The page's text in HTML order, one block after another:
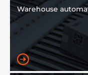
Warehouse